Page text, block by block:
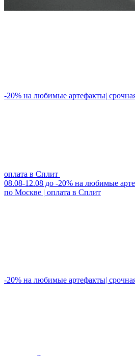
-20% на любимые артефакты|
оплата в Сплит
08.08-12.08 до -20% на любимые
по Москве | оплата в Сплит
-20% на любимые артефакты|